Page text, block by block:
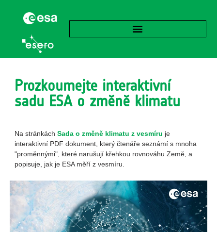
Prozkoumejte interaktivní
sadu ESA o změně klimatu
Na stránkách Sada o změně klimatu z vesmíru je
interaktivní PDF dokument, který čtenáře seznámí s mnoha
"proměnnými", které narušují křehkou rovnováhu Země, a
popisuje, jak je ESA měří z vesmíru.